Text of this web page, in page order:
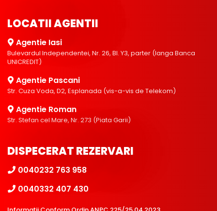
LOCATII AGENTII
Agentie Iasi
Bulevardul Independentei, Nr. 26, Bl. Y3, parter (langa Banca
UNICREDIT)
Agentie Pascani
Str. Cuza Voda, D2, Esplanada (vis-a-vis de Telekom)
Agentie Roman
Str. Stefan cel Mare, Nr. 273 (Piata Garii)
DISPECERAT REZERVARI
0040232 763 958
0040332 407 430